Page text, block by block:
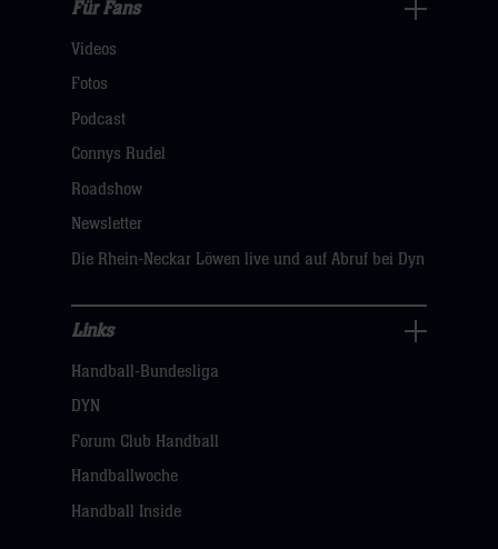
Fans
Navigation
öffnen,
dann
hier
Für Fans
Videos
Fotos
Podcast
Connys Rudel
Roadshow
Newsletter
Die Rhein-Neckar Löwen live und auf Abruf bei Dyn
Navigation
öffnen,
dann
klicken
Links
Handball-Bundesliga
DYN
Forum Club Handball
Handballwoche
Handball Inside